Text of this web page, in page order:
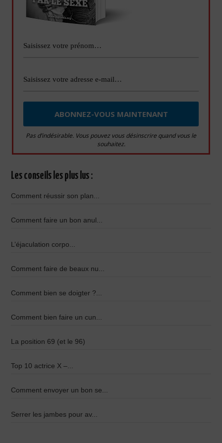
Pas d’indésirable. Vous pouvez vous désinscrire quand vous le
souhaitez.
Les conseils les plus lus :
Comment réussir son plan...
Comment faire un bon anul...
L’éjaculation corpo...
Comment faire de beaux nu...
Comment bien se doigter ?...
Comment bien faire un cun...
La position 69 (et le 96)
Top 10 actrice X –...
Comment envoyer un bon se...
Serrer les jambes pour av...